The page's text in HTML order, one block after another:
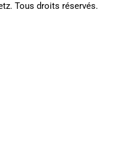
Tous droits réservés.